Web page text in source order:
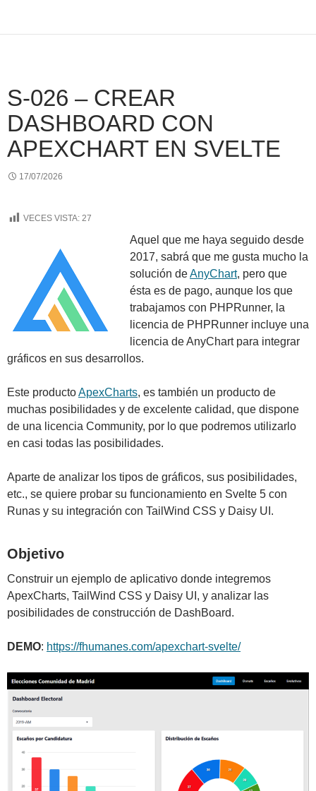
S-026 – CREAR
DASHBOARD CON
APEXCHART EN SVELTE
17/07/2026
VECES VISTA: 27
Aquel que me haya seguido desde
2017, sabrá que me gusta mucho la
solución deAnyChart, pero que
ésta es de pago, aunque los que
trabajamos con PHPRunner, la
licencia de PHPRunner incluye una
licencia de AnyChart para integrar
gráficos en sus desarrollos.
Este productoApexCharts, es también un producto de
muchas posibilidades y de excelente calidad, que dispone
de una licencia Community, por lo que podremos utilizarlo
en casi todas las posibilidades.
Aparte de analizar los tipos de gráficos, sus posibilidades,
etc., se quiere probar su funcionamiento en Svelte 5 con
Runas y su integración con TailWind CSS y Daisy UI.
Objetivo
Construir un ejemplo de aplicativo donde integremos
ApexCharts, TailWind CSS y Daisy UI, y analizar las
posibilidades de construcción de DashBoard.
DEMO: https://fhumanes.com/apexchart-svelte/